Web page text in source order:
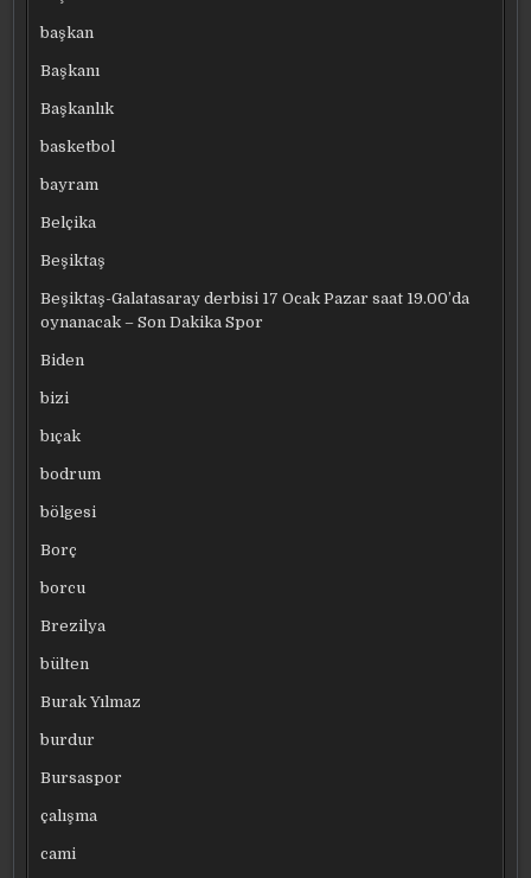
başkan
Başkanı
Başkanlık
basketbol
bayram
Belçika
Beşiktaş
Beşiktaş-Galatasaray derbisi 17 Ocak Pazar saat 19.00’da
oynanacak – Son Dakika Spor
Biden
bizi
bıçak
bodrum
bölgesi
Borç
borcu
Brezilya
bülten
Burak Yılmaz
burdur
Bursaspor
çalışma
cami